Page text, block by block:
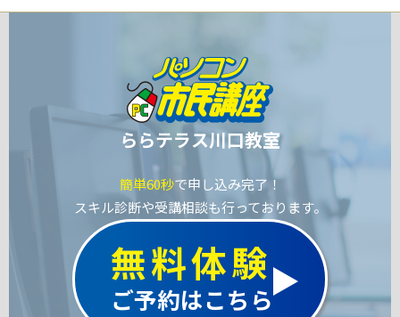
ららテラス川口教室
簡単60秒で申し込み完了！
スキル診断や受講相談も行っております。
無料体験
ご予約はこちら